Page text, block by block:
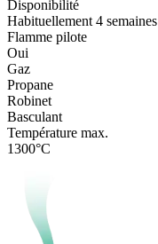
Disponibilité
Habituellement 4 semaines
Flamme pilote
Oui
Gaz
Propane
Robinet
Basculant
Température max.
1300°C